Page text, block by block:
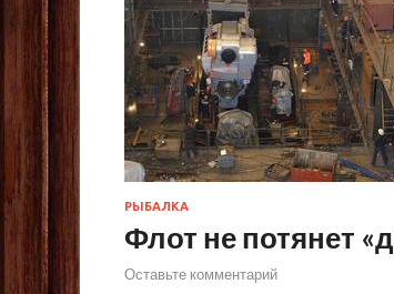
РЫБАЛКА
Флот не потянет
Оставьте комментарий